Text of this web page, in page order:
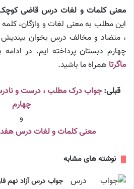
معنی کلمات و لغات درس قاضی
این مطلب به معنی لغات و واژگان،
، متضاد و مخالف درس بخوان
چهارم دبستان پرداخته ایم. در
ماگرتا همراه ما باشید.
قبلی: جواب درک مطلب ، درست و
چهارم
و
معنی کلمات و لغات درس
نوشته های مشابه